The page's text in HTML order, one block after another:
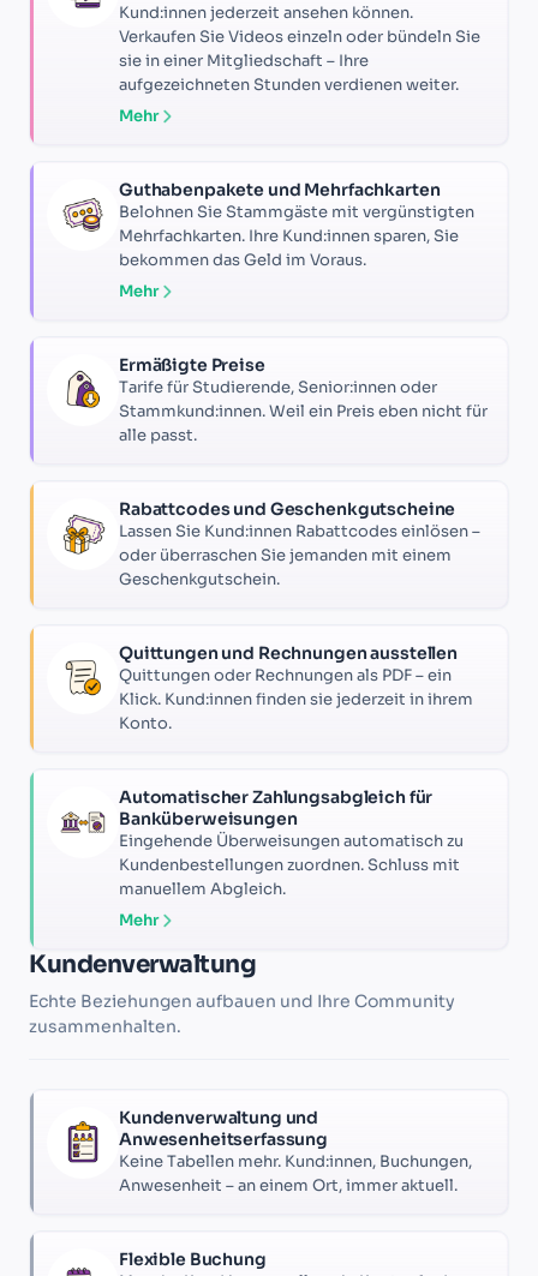
Kund:innen jederzeit ansehen können.
Verkaufen Sie Videos einzeln oder bündeln Sie
sie in einer Mitgliedschaft – Ihre
aufgezeichneten Stunden verdienen weiter.
Mehr
Guthabenpakete und Mehrfachkarten
Belohnen Sie Stammgäste mit vergünstigten
Mehrfachkarten. Ihre Kund:innen sparen, Sie
bekommen das Geld im Voraus.
Mehr
Ermäßigte Preise
Tarife für Studierende, Senior:innen oder
Stammkund:innen. Weil ein Preis eben nicht für
alle passt.
Rabattcodes und Geschenkgutscheine
Lassen Sie Kund:innen Rabattcodes einlösen –
oder überraschen Sie jemanden mit einem
Geschenkgutschein.
Quittungen und Rechnungen ausstellen
Quittungen oder Rechnungen als PDF – ein
Klick. Kund:innen finden sie jederzeit in ihrem
Konto.
Automatischer Zahlungsabgleich für
Banküberweisungen
Eingehende Überweisungen automatisch zu
Kundenbestellungen zuordnen. Schluss mit
manuellem Abgleich.
Mehr
Kundenverwaltung
Echte Beziehungen aufbauen und Ihre Community
zusammenhalten.
Kundenverwaltung und
Anwesenheitserfassung
Keine Tabellen mehr. Kund:innen, Buchungen,
Anwesenheit – an einem Ort, immer aktuell.
Flexible Buchung